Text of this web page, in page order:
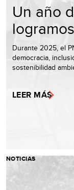
Un año
Durante 2025, el
democracia,
sostenibilidad
LEER MÁS
NOTICIAS